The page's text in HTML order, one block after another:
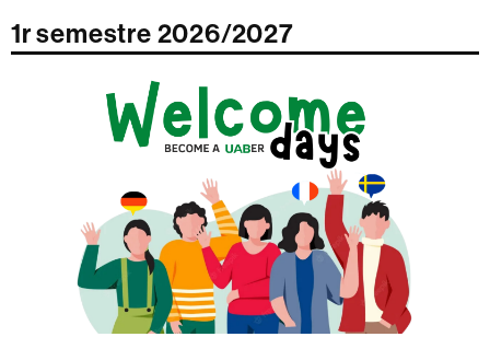
1r semestre 2026/2027